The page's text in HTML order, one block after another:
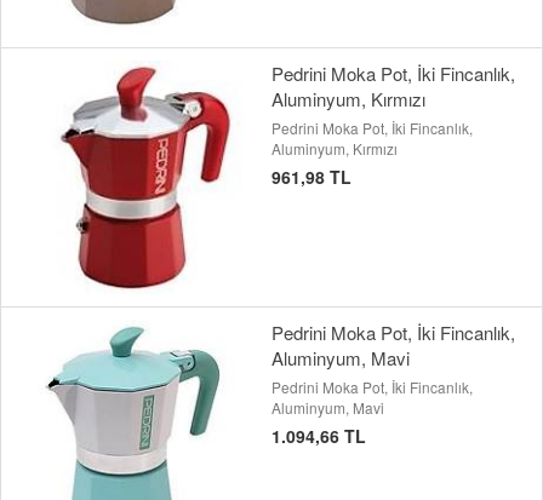
Pedrini Moka Pot, İki Fincanlık,
Aluminyum, Kırmızı
Pedrini Moka Pot, İki Fincanlık,
Aluminyum, Kırmızı
961,98 TL
Pedrini Moka Pot, İki Fincanlık,
Aluminyum, Mavi
Pedrini Moka Pot, İki Fincanlık,
Aluminyum, Mavi
1.094,66 TL